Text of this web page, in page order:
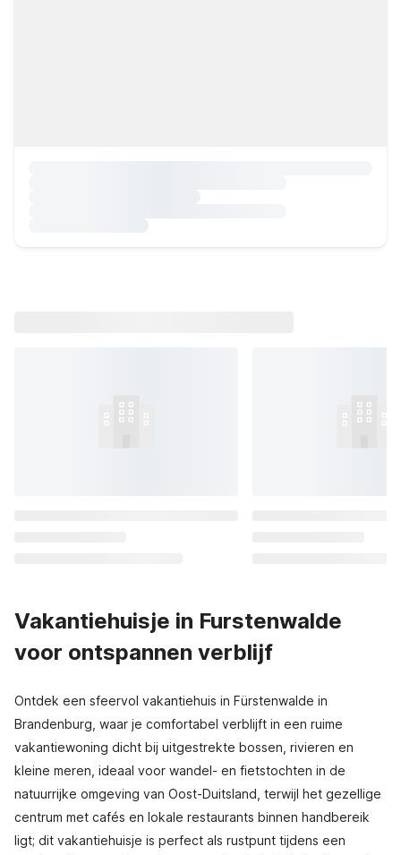
Vakantiehuisje in Furstenwalde
voor ontspannen verblijf
Ontdek een sfeervol vakantiehuis in Fürstenwalde in
Brandenburg, waar je comfortabel verblijft in een ruime
vakantiewoning dicht bij uitgestrekte bossen, rivieren en
kleine meren, ideaal voor wandel- en fietstochten in de
natuurrijke omgeving van Oost-Duitsland, terwijl het gezellige
centrum met cafés en lokale restaurants binnen handbereik
ligt; dit vakantiehuisje is perfect als rustpunt tijdens een